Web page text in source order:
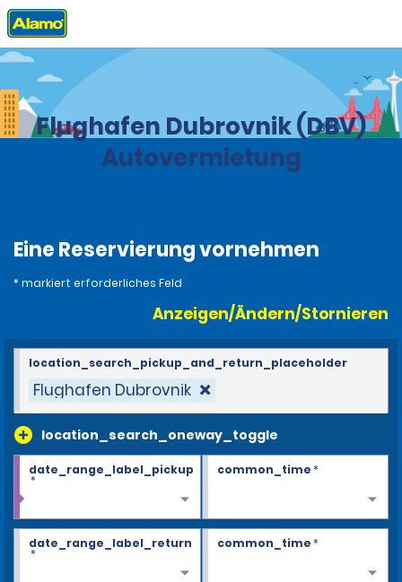
Privat Stationen
Flughafen Dubrovnik (DBV)
Autovermietung
Eine Reservierung vornehmen
* markiert erforderliches Feld
Anzeigen/Ändern/Stornieren
Flughafen Dubrovnik
location_search_oneway_toggle
location_search_pickup_and_return_placeholder
date_range_label_pickup
*
common_time*
date_range_label_return
*
common_time*